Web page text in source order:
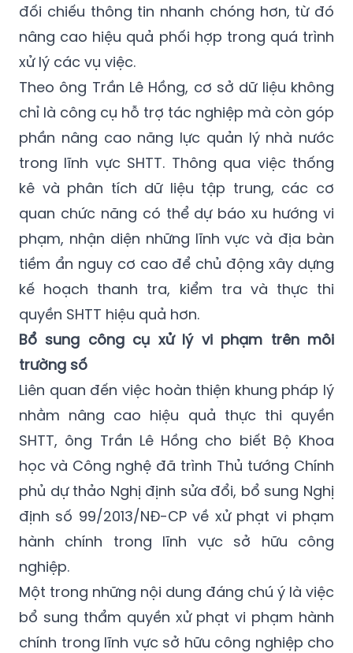
đối chiếu thông tin nhanh chóng hơn, từ đó
nâng cao hiệu quả phối hợp trong quá trình
xử lý các vụ việc.
Theo ông Trần Lê Hồng, cơ sở dữ liệu không
chỉ là công cụ hỗ trợ tác nghiệp mà còn góp
phần nâng cao năng lực quản lý nhà nước
trong lĩnh vực SHTT. Thông qua việc thống
kê và phân tích dữ liệu tập trung, các cơ
quan chức năng có thể dự báo xu hướng vi
phạm, nhận diện những lĩnh vực và địa bàn
tiềm ẩn nguy cơ cao để chủ động xây dựng
kế hoạch thanh tra, kiểm tra và thực thi
quyền SHTT hiệu quả hơn.
Bổ sung công cụ xử lý vi phạm trên môi
trường số
Liên quan đến việc hoàn thiện khung pháp lý
nhằm nâng cao hiệu quả thực thi quyền
SHTT, ông Trần Lê Hồng cho biết Bộ Khoa
học và Công nghệ đã trình Thủ tướng Chính
phủ dự thảo Nghị định sửa đổi, bổ sung Nghị
định số 99/2013/NĐ-CP về xử phạt vi phạm
hành chính trong lĩnh vực sở hữu công
nghiệp.
Một trong những nội dung đáng chú ý là việc
bổ sung thẩm quyền xử phạt vi phạm hành
chính trong lĩnh vực sở hữu công nghiệp cho